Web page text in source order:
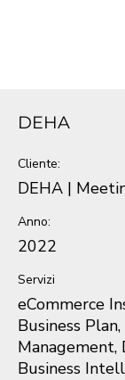
DEHA
Cliente:
DEHA |
Anno:
2022
Servizi
eCommerce
Business
Business